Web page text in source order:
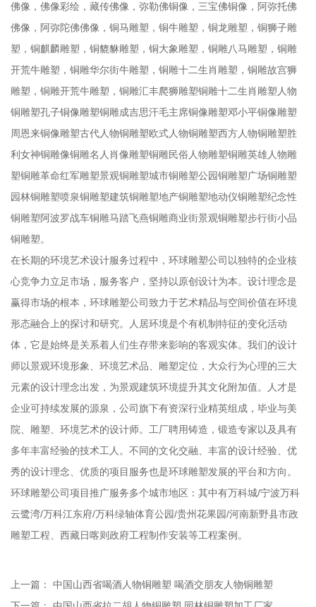
佛像，佛像彩绘，藏传佛像，弥勒佛铜像，三宝佛铜像，阿弥托佛
佛像，阿弥陀佛佛像，铜马雕塑，铜牛雕塑，铜龙雕塑，铜狮子雕
塑，铜麒麟雕塑，铜貔貅雕塑，铜大象雕塑，铜雕八马雕塑，铜雕
开荒牛雕塑，铜雕华尔街牛雕塑，铜雕十二生肖雕塑，铜雕故宫狮
雕塑，铜雕开荒牛雕塑，铜雕汇丰爬狮雕塑铜雕十二生肖雕塑人物
铜雕塑孔子铜像雕塑铜雕成吉思汗毛主席铜像雕塑邓小平铜像雕塑
周恩来铜像雕塑古代人物铜雕塑欧式人物铜雕塑西方人物铜雕塑胜
利女神铜雕像铜雕名人肖像雕塑铜雕民俗人物雕塑铜雕英雄人物雕
塑铜雕革命红军雕塑景观铜雕塑城市铜雕塑公园铜雕塑广场铜雕塑
园林铜雕塑喷泉铜雕塑建筑铜雕塑地产铜雕塑地动仪铜雕塑纪念性
铜雕塑阿波罗战车铜雕马踏飞燕铜雕商业街景观铜雕塑步行街小品
铜雕塑。
在长期的环境艺术设计服务过程中，环球雕塑公司以独特的企业核
心竞争力立足市场，服务客户，坚持以原创设计为本。设计理念是
赢得市场的根本，环球雕塑公司致力于艺术精品与空间价值在环境
形态融合上的探讨和研究。人居环境是个有机制特征的变化活动
体，它是始终是关系着人们生存带来影响的客观实体。我们的设计
师以景观环境形象、环境艺术品、雕塑定位，大众行为心理的三大
元素的设计理念出发，为景观建筑环境提升其文化附加值。人才是
企业可持续发展的源泉，公司旗下有资深行业精英组成，毕业与美
院、雕塑、环境艺术的设计师。工厂聘用铸造，锻造专家以及具有
多年丰富经验的技术工人。不同的文化交融、丰富的设计经验、优
秀的设计理念、优质的项目服务也是环球雕塑发展的平台和方向。
环球雕塑公司项目推广服务多个城市地区：其中有万科城/宁波万科
云鹭湾/万科江东府/万科绿轴体育公园/贵州花果园/河南新野县市政
雕塑工程、西藏日喀则政府工程制作安装等工程案例。
上一篇： 中国山西省喝酒人物铜雕塑 喝酒交朋友人物铜雕塑